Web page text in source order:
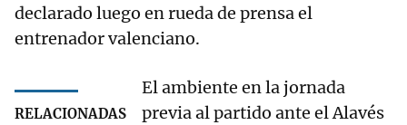
declarado luego en rueda de prensa el
entrenador valenciano.
RELACIONADAS
El ambiente en la jornada
previa al partido ante el Alavés